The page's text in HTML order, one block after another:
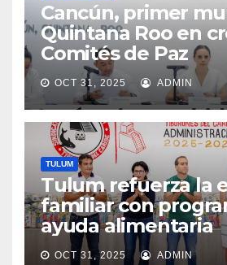
Cancún, primer
Quintana Roo en
Comités de Paz
OCT 31, 2025 ADMIN
TULUM
Tulum refuerza la
familiar con
ayuda alimentaria
OCT 31, 2025 ADMIN